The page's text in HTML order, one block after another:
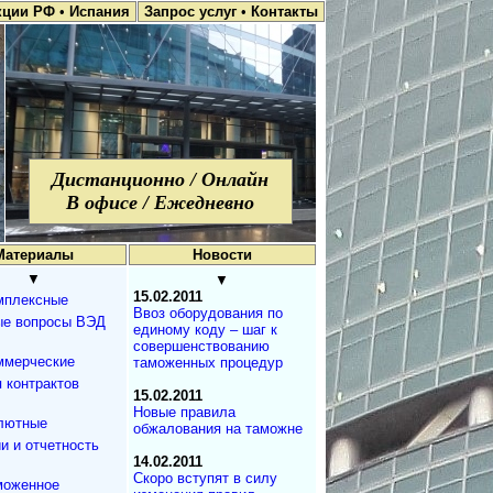
РФ • Испания Запрос услуг • Контакты
Дистанционно / Онлайн
В офисе / Ежедневно
Новости
▼
вопросы ВЭД
и отчетность
▼
15.02.2011
Ввоз оборудования по
единому коду – шаг к
совершенствованию
таможенных процедур
15.02.2011
Новые правила
обжалования на таможне
14.02.2011
Скоро вступят в силу